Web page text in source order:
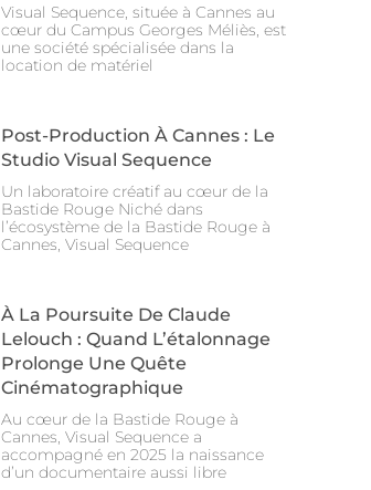
Visual Sequence, située à Cannes au
cœur du Campus Georges Méliès, est
une société spécialisée dans la
location de matériel
Post-Production À Cannes : Le
Studio Visual Sequence
Un laboratoire créatif au cœur de la
Bastide Rouge Niché dans
l’écosystème de la Bastide Rouge à
Cannes, Visual Sequence
À La Poursuite De Claude
Lelouch : Quand L’étalonnage
Prolonge Une Quête
Cinématographique
Au cœur de la Bastide Rouge à
Cannes, Visual Sequence a
accompagné en 2025 la naissance
d’un documentaire aussi libre